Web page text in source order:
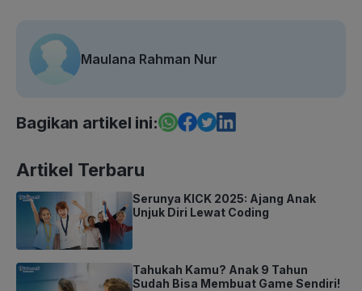
Maulana Rahman Nur
Bagikan artikel ini:
Artikel Terbaru
Serunya KICK 2025: Ajang Anak
Unjuk Diri Lewat Coding
Tahukah Kamu? Anak 9 Tahun
Sudah Bisa Membuat Game Sendiri!